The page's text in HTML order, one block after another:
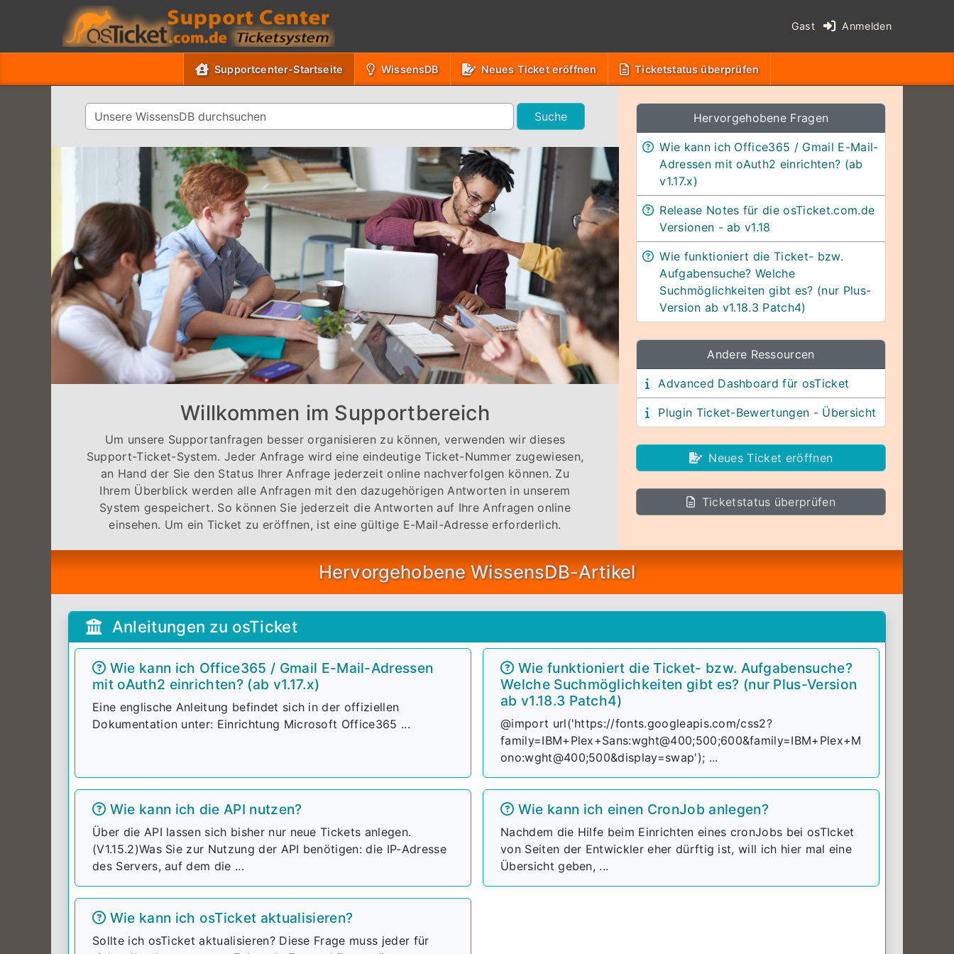
Gast Anmelden
Supportcenter-Startseite(Aktuell)WissensDB Neues Ticket eröffnen Ticketstatus überprüfen
Suche
Willkommen im Supportbereich
Um unsere Supportanfragen besser organisieren zu können, verwenden wir dieses
Support-Ticket-System. Jeder Anfrage wird eine eindeutige Ticket-Nummer zugewiesen,
an Hand der Sie den Status Ihrer Anfrage jederzeit online nachverfolgen können. Zu
Ihrem Überblick werden alle Anfragen mit den dazugehörigen Antworten in unserem
System gespeichert. So können Sie jederzeit die Antworten auf Ihre Anfragen online
einsehen. Um ein Ticket zu eröffnen, ist eine gültige E-Mail-Adresse erforderlich.
Hervorgehobene Fragen
Wie kann ich Office365 / Gmail E-Mail-
Adressen mit oAuth2 einrichten? (ab
v1.17.x)
Release Notes für die osTicket.com.de
Versionen - ab v1.18
Wie funktioniert die Ticket- bzw.
Aufgabensuche? Welche
Suchmöglichkeiten gibt es? (nur Plus-
Version ab v1.18.3 Patch4)
Andere Ressourcen
Advanced Dashboard für osTicket
Plugin Ticket-Bewertungen - Übersicht
Neues Ticket eröffnen
Ticketstatus überprüfen
Hervorgehobene WissensDB-Artikel
Anleitungen zu osTicket
Wie kann ich Office365 / Gmail E-Mail-Adressen
mit oAuth2 einrichten? (ab v1.17.x)
Eine englische Anleitung befindet sich in der offiziellen
Dokumentation unter: Einrichtung Microsoft Office365 ...
Wie funktioniert die Ticket- bzw. Aufgabensuche?
Welche Suchmöglichkeiten gibt es? (nur Plus-Version
ab v1.18.3 Patch4)
@import url('https://fonts.googleapis.com/css2?
family=IBM+Plex+Sans:wght@400;500;600&family=IBM+Plex+M
ono:wght@400;500&display=swap'); ...
Wie kann ich die API nutzen?
Über die API lassen sich bisher nur neue Tickets anlegen.
(V1.15.2)Was Sie zur Nutzung der API benötigen: die IP-Adresse
des Servers, auf dem die ...
Wie kann ich einen CronJob anlegen?
Nachdem die Hilfe beim Einrichten eines cronJobs bei osTIcket
von Seiten der Entwickler eher dürftig ist, will ich hier mal eine
Übersicht geben, ...
Wie kann ich osTicket aktualisieren?
Sollte ich osTicket aktualisieren? Diese Frage muss jeder für